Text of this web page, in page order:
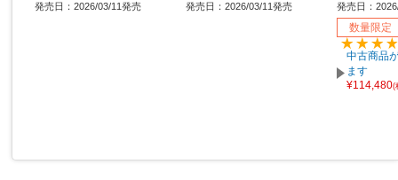
発売日：2026/03/11発売 発売日：2026/03/11発売
GB/6コア
PU] インデ
J/A 【
発売日：
数量限定
中古商品
ます
¥114,480(